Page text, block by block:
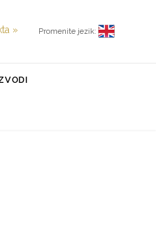
» Promenite jezik: